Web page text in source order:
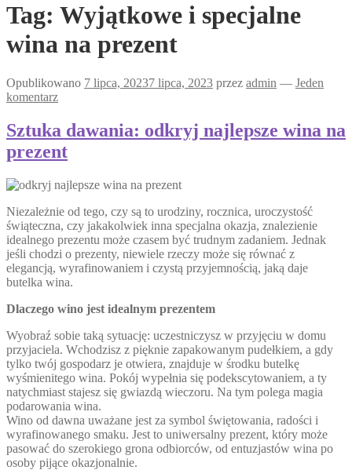
Tag: Wyjątkowe i specjalne
wina na prezent
Opublikowano 7 lipca, 20237 lipca, 2023 przez admin — Jeden
komentarz
Sztuka dawania: odkryj najlepsze wina na
prezent
Niezależnie od tego, czy są to urodziny, rocznica, uroczystość
świąteczna, czy jakakolwiek inna specjalna okazja, znalezienie
idealnego prezentu może czasem być trudnym zadaniem. Jednak
jeśli chodzi o prezenty, niewiele rzeczy może się równać z
elegancją, wyrafinowaniem i czystą przyjemnością, jaką daje
butelka wina.
Dlaczego wino jest idealnym prezentem
Wyobraź sobie taką sytuację: uczestniczysz w przyjęciu w domu
przyjaciela. Wchodzisz z pięknie zapakowanym pudełkiem, a gdy
tylko twój gospodarz je otwiera, znajduje w środku butelkę
wyśmienitego wina. Pokój wypełnia się podekscytowaniem, a ty
natychmiast stajesz się gwiazdą wieczoru. Na tym polega magia
podarowania wina.
Wino od dawna uważane jest za symbol świętowania, radości i
wyrafinowanego smaku. Jest to uniwersalny prezent, który może
pasować do szerokiego grona odbiorców, od entuzjastów wina po
osoby pijące okazjonalnie.